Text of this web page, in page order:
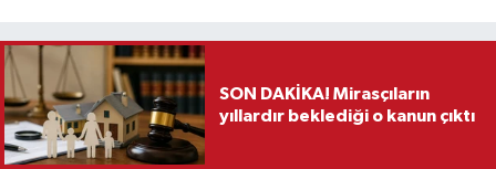
SON DAKİKA! Mirasçıların
yıllardır beklediği o kanun çıktı